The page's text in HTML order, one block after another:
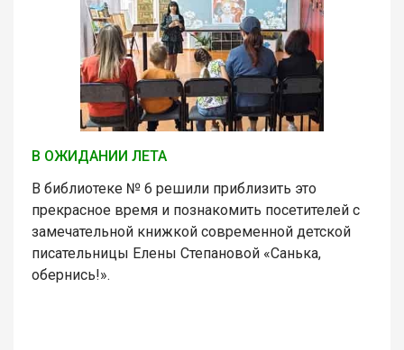
В ОЖИДАНИИ ЛЕТА
В библиотеке № 6 решили приблизить это
прекрасное время и познакомить посетителей с
замечательной книжкой современной детской
писательницы Елены Степановой «Санька,
обернись!».